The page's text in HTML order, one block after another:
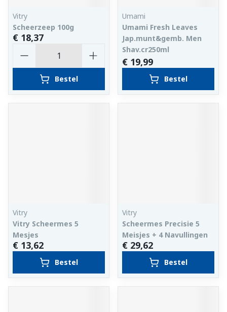
Vitry
Scheerzeep 100g
€ 18,37
Bestel
Umami
Umami Fresh Leaves
Jap.munt&gemb. Men
Shav.cr250ml
€ 19,99
Bestel
Vitry
Vitry Scheermes 5
Mesjes
€ 13,62
Bestel
Vitry
Scheermes Precisie 5
Meisjes + 4 Navullingen
€ 29,62
Bestel